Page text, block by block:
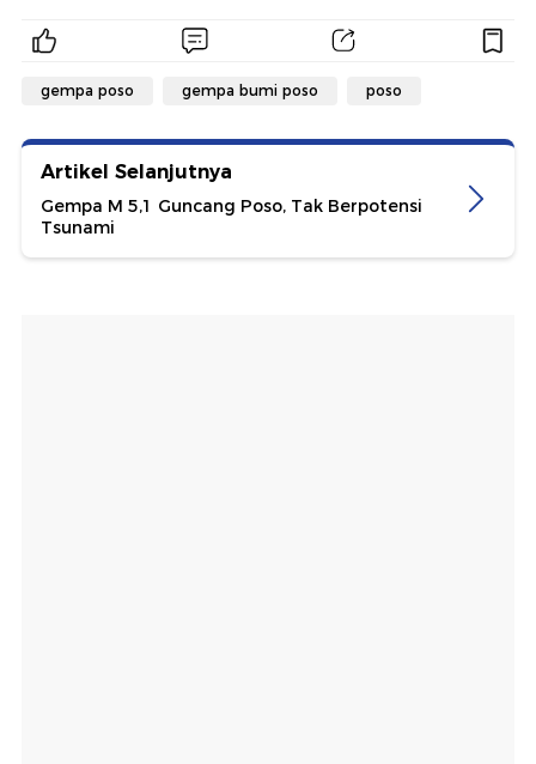
gempa poso gempa bumi poso poso
Artikel Selanjutnya
Gempa M 5,1 Guncang Poso, Tak Berpotensi
Tsunami